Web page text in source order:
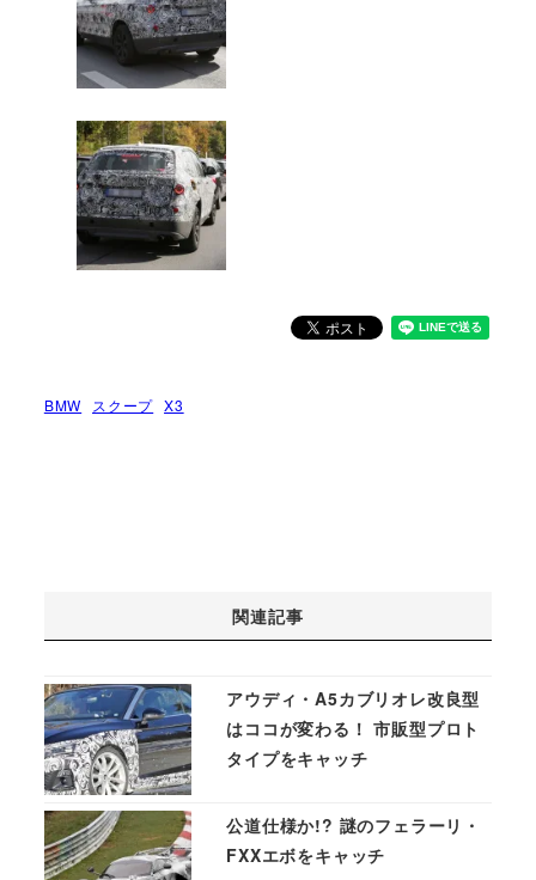
BMW スクープ X3
関連記事
アウディ・A5カブリオレ改良型
はココが変わる！ 市販型プロト
タイプをキャッチ
公道仕様か!? 謎のフェラーリ・
FXXエボをキャッチ